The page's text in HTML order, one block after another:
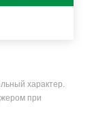
характер.
при